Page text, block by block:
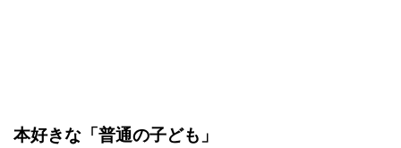
本好きな「普通の子ども」